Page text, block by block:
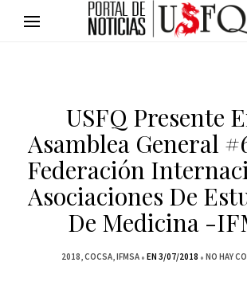
USFQ Presente
Asamblea General
Federación
Asociaciones De
De Medicina -
2018 COCSA IFMSA EN 3/07/2018 NO HAY